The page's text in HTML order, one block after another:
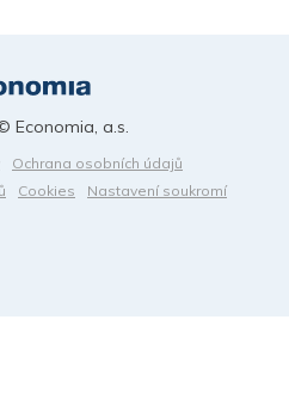
Ochrana osobních údajů
Cookies Nastavení soukromí
Economia, a.s.